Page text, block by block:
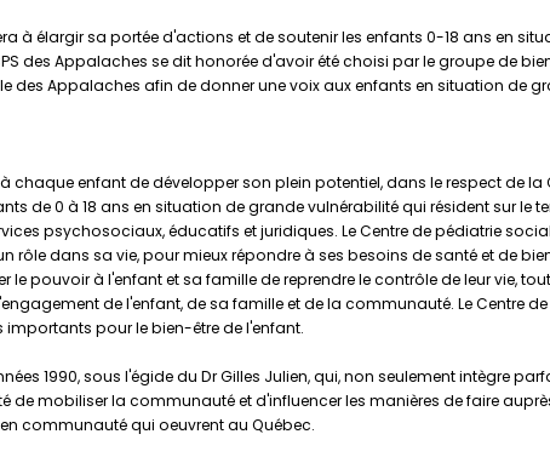
à élargir sa portée d'actions et de soutenir les enfants 0-18 ans en
des Appalaches se dit honorée d'avoir été choisi par le groupe de
Appalaches afin de donner une voix aux enfants en situation de
enfant de développer son plein potentiel, dans le respect de
de 0 à 18 ans en situation de grande vulnérabilité qui résident sur le
psychosociaux, éducatifs et juridiques. Le Centre de pédiatrie
dans sa vie, pour mieux répondre à ses besoins de santé et de
pouvoir à l'enfant et sa famille de reprendre le contrôle de leur vie,
de l'enfant, de sa famille et de la communauté. Le Centre
pour le bien-être de l'enfant.
1990, sous l'égide du Dr Gilles Julien, qui, non seulement intègre
mobiliser la communauté et d'influencer les manières de faire
communauté qui oeuvrent au Québec.